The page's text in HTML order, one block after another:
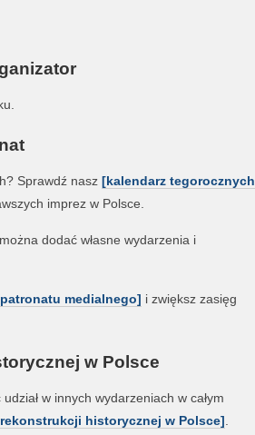
Sprawdź nasz [kalendarz tegorocznych
imprez w Polsce.
można dodać własne wydarzenia i
medialnego] i zwiększ zasięg
w Polsce
w innych wydarzeniach w całym
historycznej w Polsce]